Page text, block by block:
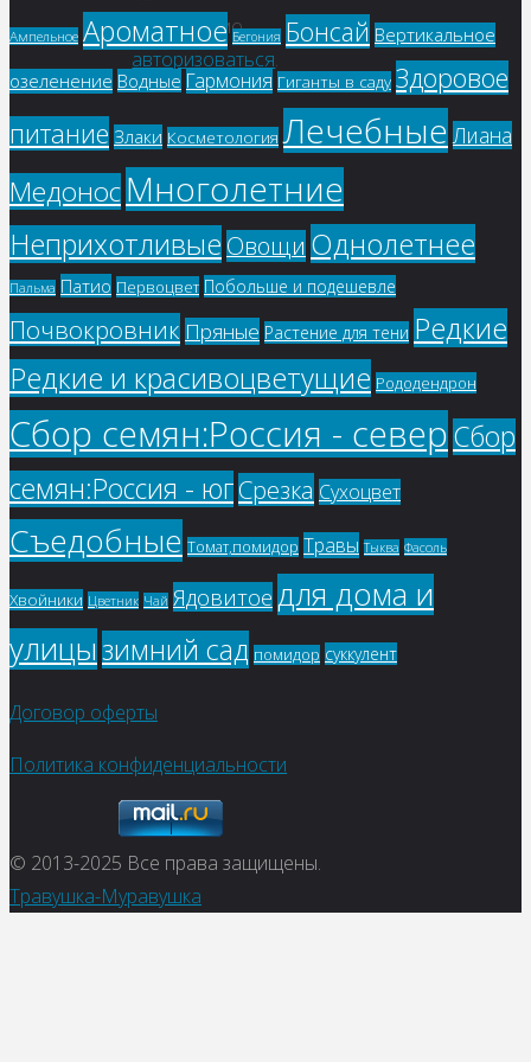
необходимо
авторизоваться.
Ампельное Ароматное Бегония Бонсай Вертикальное
озеленение Водные Гармония Гиганты в саду Здоровое
питание Злаки Косметология Лечебные Лиана
МедоносМноголетние
Неприхотливые Овощи Однолетнее
Пальма Патио Первоцвет Побольше и подешевле
Почвокровник Пряные Растение для тени Редкие
Редкие и красивоцветущие Рододендрон
Сбор семян:Россия - северСбор
семян:Россия - югСрезка Сухоцвет
Съедобные Томат,помидор Травы Тыква Фасоль
Хвойники Цветник Чай Ядовитое для дома и
улицызимний сад помидор суккулент
Договор оферты
Политика конфиденциальности
© 2013-2025 Все права защищены.
Травушка-Муравушка